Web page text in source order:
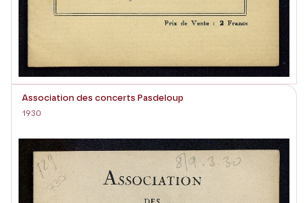
Association des concerts Pasdeloup
1930